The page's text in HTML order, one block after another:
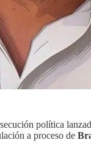
política
a proceso de